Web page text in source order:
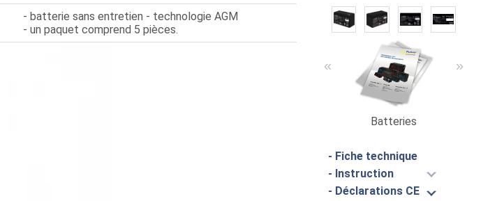
- batterie sans entretien - technologie AGM
- un paquet comprend 5 pièces.
Batteries
« »
- Fiche technique
- Instruction
- Déclarations CE